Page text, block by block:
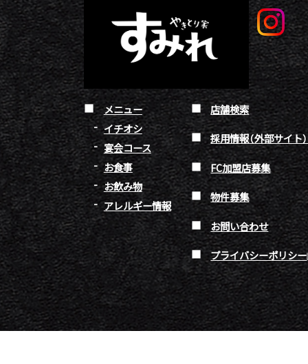
メニュー
イチオシ
宴会コース
お食事
お飲み物
アレルギー情報
店舗検索
採用情報（外部サイト）
FC加盟店募集
物件募集
お問い合わせ
プライバシーポリシー